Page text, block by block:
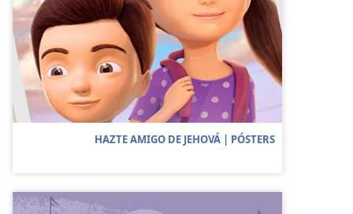
HAZTE AMIGO DE JEHOVÁ | PÓSTERS